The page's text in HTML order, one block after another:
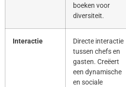
boeken voor
diversiteit.
Interactie
Directe interactie
tussen chefs en
gasten. Creëert
een dynamische
en sociale